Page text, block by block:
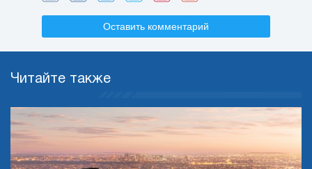
Оставить комментарий
Читайте также